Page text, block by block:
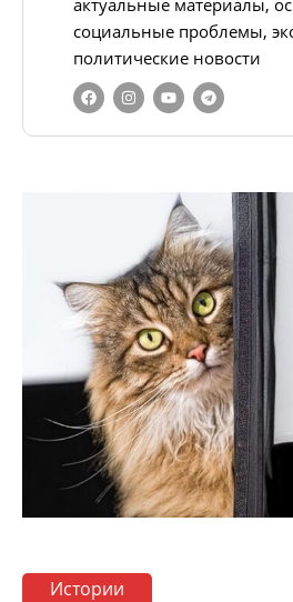
актуальные материалы,
социальные проблемы,
политические новости
Истории